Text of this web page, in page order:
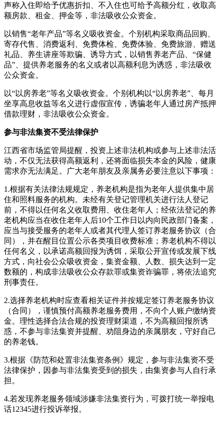
声称入住即给予优惠折扣、不入住也可给予高额分红，收取高
额房款、租金、押金等，非法吸收公众资金。
以销售“老年产品”等名义吸收资金。个别机构采取商品回购、
寄存代售、消费返利、免费体检、免费体验、免费旅游、赠送
礼品、养生讲座等欺骗、诱导方式，以销售养老产品、“保健
品”、提供养老服务的名义或者以高额利息为诱惑，非法吸收
公众资金。
以“以房养老”等名义吸收资金。个别机构以“以房养老”、每月
坐享高息收益等名义进行虚假宣传，诱骗老年人通过房产抵押
借款理财，非法吸收公众资金。
参与非法集资不受法律保护
江西省市场监管局提醒，投资上述非法机构或参与上述非法活
动，不仅无法获得高额返利，还将面临损失本金的风险，健康
需求亦无法满足。广大老年朋友及亲属务必要注意以下事项：
1.根据有关法律法规规定，养老机构是指为老年人提供集中居
住和照料服务的机构。未经有关登记管理机关进行法人登记
前，不得以任何名义收取费用、收住老年人；经依法登记的养
老机构应当在收住老年人后10个工作日以内向民政部门备案，
应当与接受服务的老年人或者其代理人签订养老服务协议（合
同），并在醒目位置公示各类项目收费标准；养老机构不得以
任何名义，以承诺高额回报为诱饵，采取公开宣传或发展下线
方式，向社会公众吸收资金，集资金额、人数、损失达到一定
数额的，构成非法吸收公众存款罪或集资诈骗罪，将依法追究
刑事责任。
2.选择养老机构时应查看相关证件并按规定签订养老服务协议
（合同），谨慎预付高额养老服务费用，不向个人账户缴纳资
金。理性选择合法合规的投资理财渠道，不为高额回报所诱
惑，不参与非法集资并提醒、劝阻身边的亲属朋友，守好自己
的养老钱。
3.根据《防范和处置非法集资条例》规定，参与非法集资不受
法律保护，因参与非法集资受到的损失，由集资参与人自行承
担。
4.若发现养老服务领域涉嫌非法集资行为，可拨打统一举报电
话12345进行投诉举报。